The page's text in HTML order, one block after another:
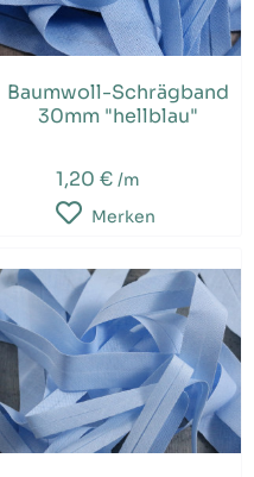
Baumwoll-Schrägband
30mm "hellblau"
1,20 €/m
Merken